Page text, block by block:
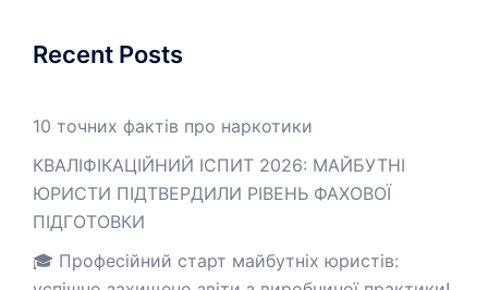
Recent Posts
10 точних фактів про наркотики
КВАЛІФІКАЦІЙНИЙ ІСПИТ 2026: МАЙБУТНІ
ЮРИСТИ ПІДТВЕРДИЛИ РІВЕНЬ ФАХОВОЇ
ПІДГОТОВКИ
🎓 Професійний старт майбутніх юристів: